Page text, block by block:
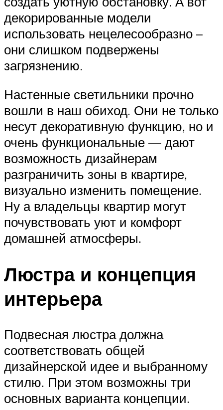
декорированные модели
использовать нецелесообразно –
они слишком подвержены
загрязнению.
Настенные светильники прочно
вошли в наш обиход. Они не только
несут декоративную функцию, но и
очень функциональные — дают
возможность дизайнерам
разграничить зоны в квартире,
визуально изменить помещение.
Ну а владельцы квартир могут
почувствовать уют и комфорт
домашней атмосферы.
Люстра и концепция
интерьера
Подвесная люстра должна
соответствовать общей
дизайнерской идее и выбранному
стилю. При этом возможны три
основных варианта концепции.